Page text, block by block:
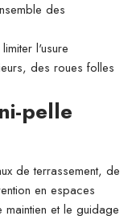
des
l'usure
des roues folles
pelle
de terrassement, de
en espaces
maintien et le guidage